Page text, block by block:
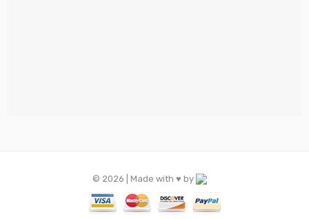
© 2026 | Made with ♥️ by